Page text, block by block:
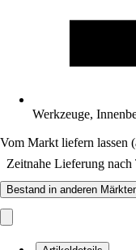
Werkzeuge,
Vom Markt liefern lassen
Zeitnahe Lieferung
Bestand in anderen